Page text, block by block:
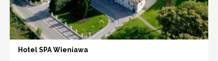
Hotel SPA Wieniawa